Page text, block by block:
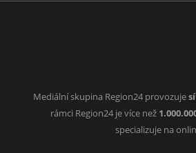
Mediální skupina Region24 provozuje
rámci Region24 je více než
specializuje na